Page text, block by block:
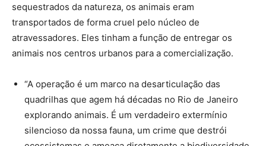
sequestrados da natureza, os animais eram
transportados de forma cruel pelo núcleo de
atravessadores. Eles tinham a função de entregar os
animais nos centros urbanos para a comercialização.
“A operação é um marco na desarticulação das
quadrilhas que agem há décadas no Rio de Janeiro
explorando animais. É um verdadeiro extermínio
silencioso da nossa fauna, um crime que destrói